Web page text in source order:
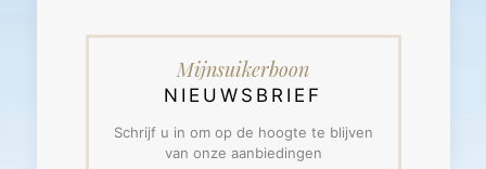
Mijnsuikerboon
NIEUWSBRIEF
Schrijf u in om op de hoogte te blijven
van onze aanbiedingen